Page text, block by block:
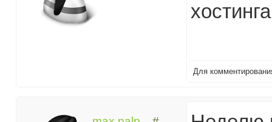
Для